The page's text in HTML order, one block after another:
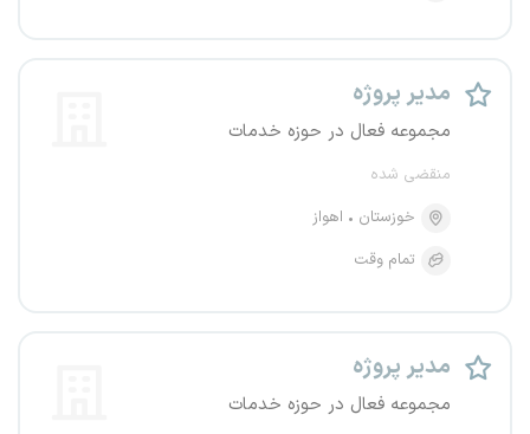
مدیر پروژه
مجموعه فعال در حوزه خدمات
منقضی شده
خوزستان
اهواز
تمام وقت
مدیر پروژه
مجموعه فعال در حوزه خدمات